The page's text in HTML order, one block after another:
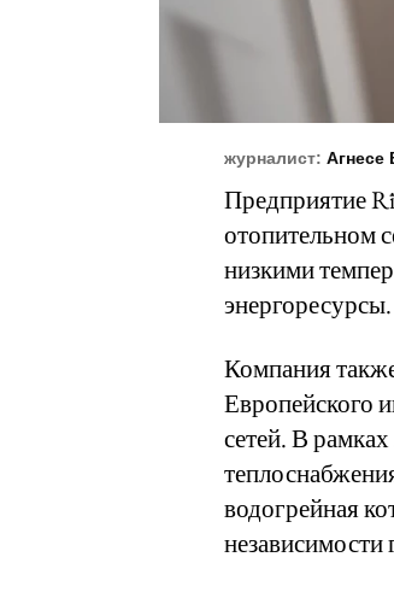
журналист: Агнесе
Предприятие
отопительном
низкими
энергоресурсы.
Компания
Европейского
сетей. В
водогрейная
независимости